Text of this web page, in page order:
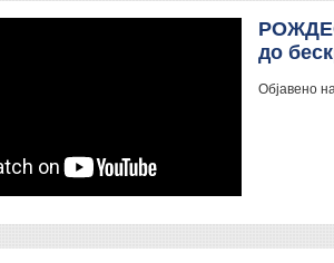
до
Објавено